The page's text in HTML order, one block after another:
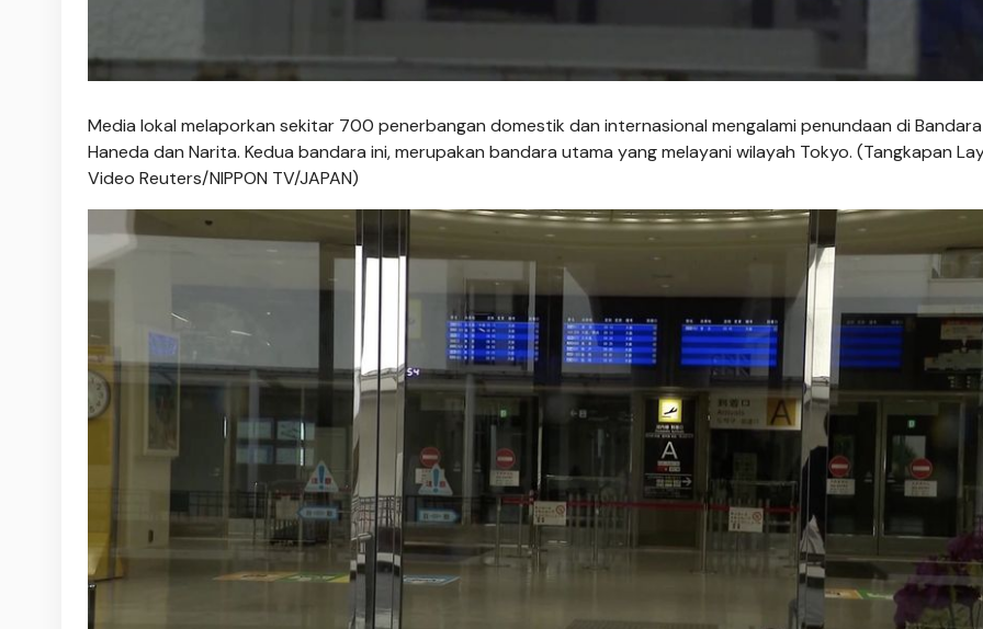
Media lokal melaporkan sekitar 700 penerbangan domestik dan internasional mengalami penundaan di Bandara
Haneda dan Narita. Kedua bandara ini, merupakan bandara utama yang melayani wilayah Tokyo. (Tangkapan
Video Reuters/NIPPON TV/JAPAN)